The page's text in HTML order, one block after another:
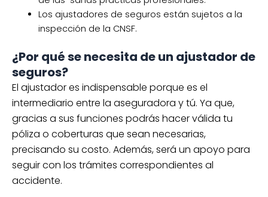
Los ajustadores de seguros están sujetos a la
inspección de la CNSF.
¿Por qué se necesita de un ajustador de
seguros?
El ajustador es indispensable porque es el
intermediario entre la aseguradora y tú. Ya que,
gracias a sus funciones podrás hacer válida tu
póliza o coberturas que sean necesarias,
precisando su costo. Además, será un apoyo para
seguir con los trámites correspondientes al
accidente.